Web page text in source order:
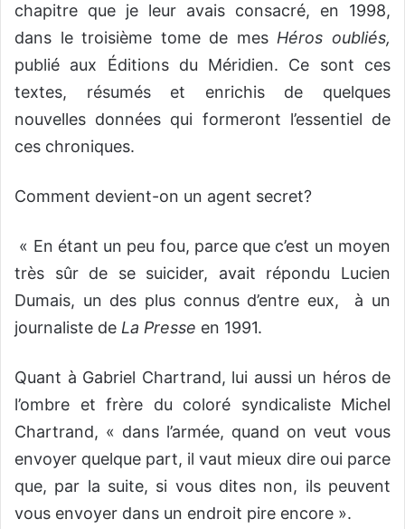
chapitre que je leur avais consacré, en 1998,
dans le troisième tome de mes Héros oubliés,
publié aux Éditions du Méridien. Ce sont ces
textes, résumés et enrichis de quelques
nouvelles données qui formeront l’essentiel de
ces chroniques.
Comment devient-on un agent secret?
« En étant un peu fou, parce que c’est un moyen
très sûr de se suicider, avait répondu Lucien
Dumais, un des plus connus d’entre eux, à un
journaliste de La Presse en 1991.
Quant à Gabriel Chartrand, lui aussi un héros de
l’ombre et frère du coloré syndicaliste Michel
Chartrand, « dans l’armée, quand on veut vous
envoyer quelque part, il vaut mieux dire oui parce
que, par la suite, si vous dites non, ils peuvent
vous envoyer dans un endroit pire encore ».